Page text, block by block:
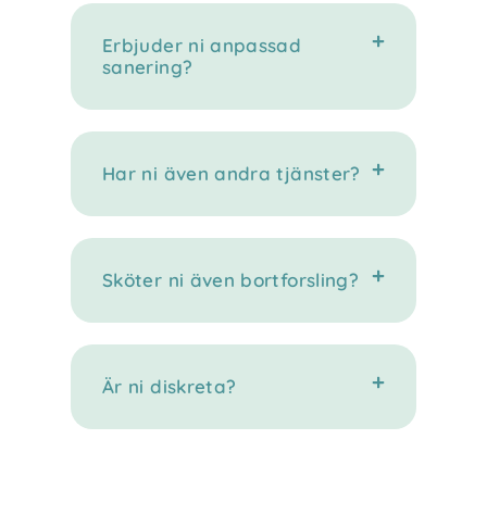
Erbjuder ni anpassad
sanering?
Har ni även andra tjänster?
Sköter ni även bortforsling?
Är ni diskreta?